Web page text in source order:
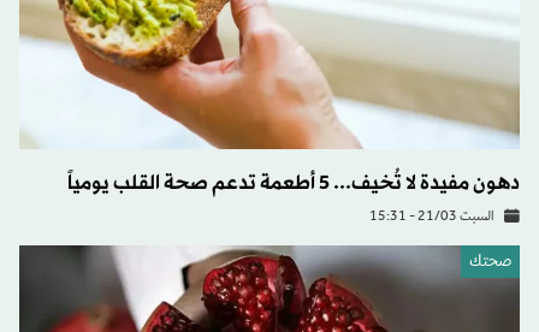
دهون مفيدة لا تُخيف... 5 أطعمة تدعم صحة القلب يومياً
السبت 21/03 - 15:31
صحتك